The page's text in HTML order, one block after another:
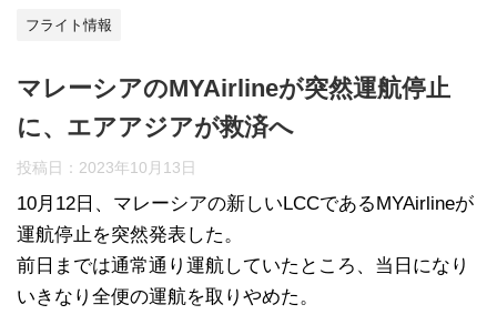
フライト情報
マレーシアのMYAirlineが突然運航停止
に、エアアジアが救済へ
投稿日： 2023年10月13日
10月12日、マレーシアの新しいLCCであるMYAirlineが
運航停止を突然発表した。
前日までは通常通り運航していたところ、当日になり
いきなり全便の運航を取りやめた。